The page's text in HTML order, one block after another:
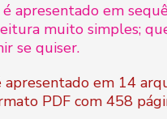
apresentado em
muito simples;
se quiser.
em 14
PDF com 458